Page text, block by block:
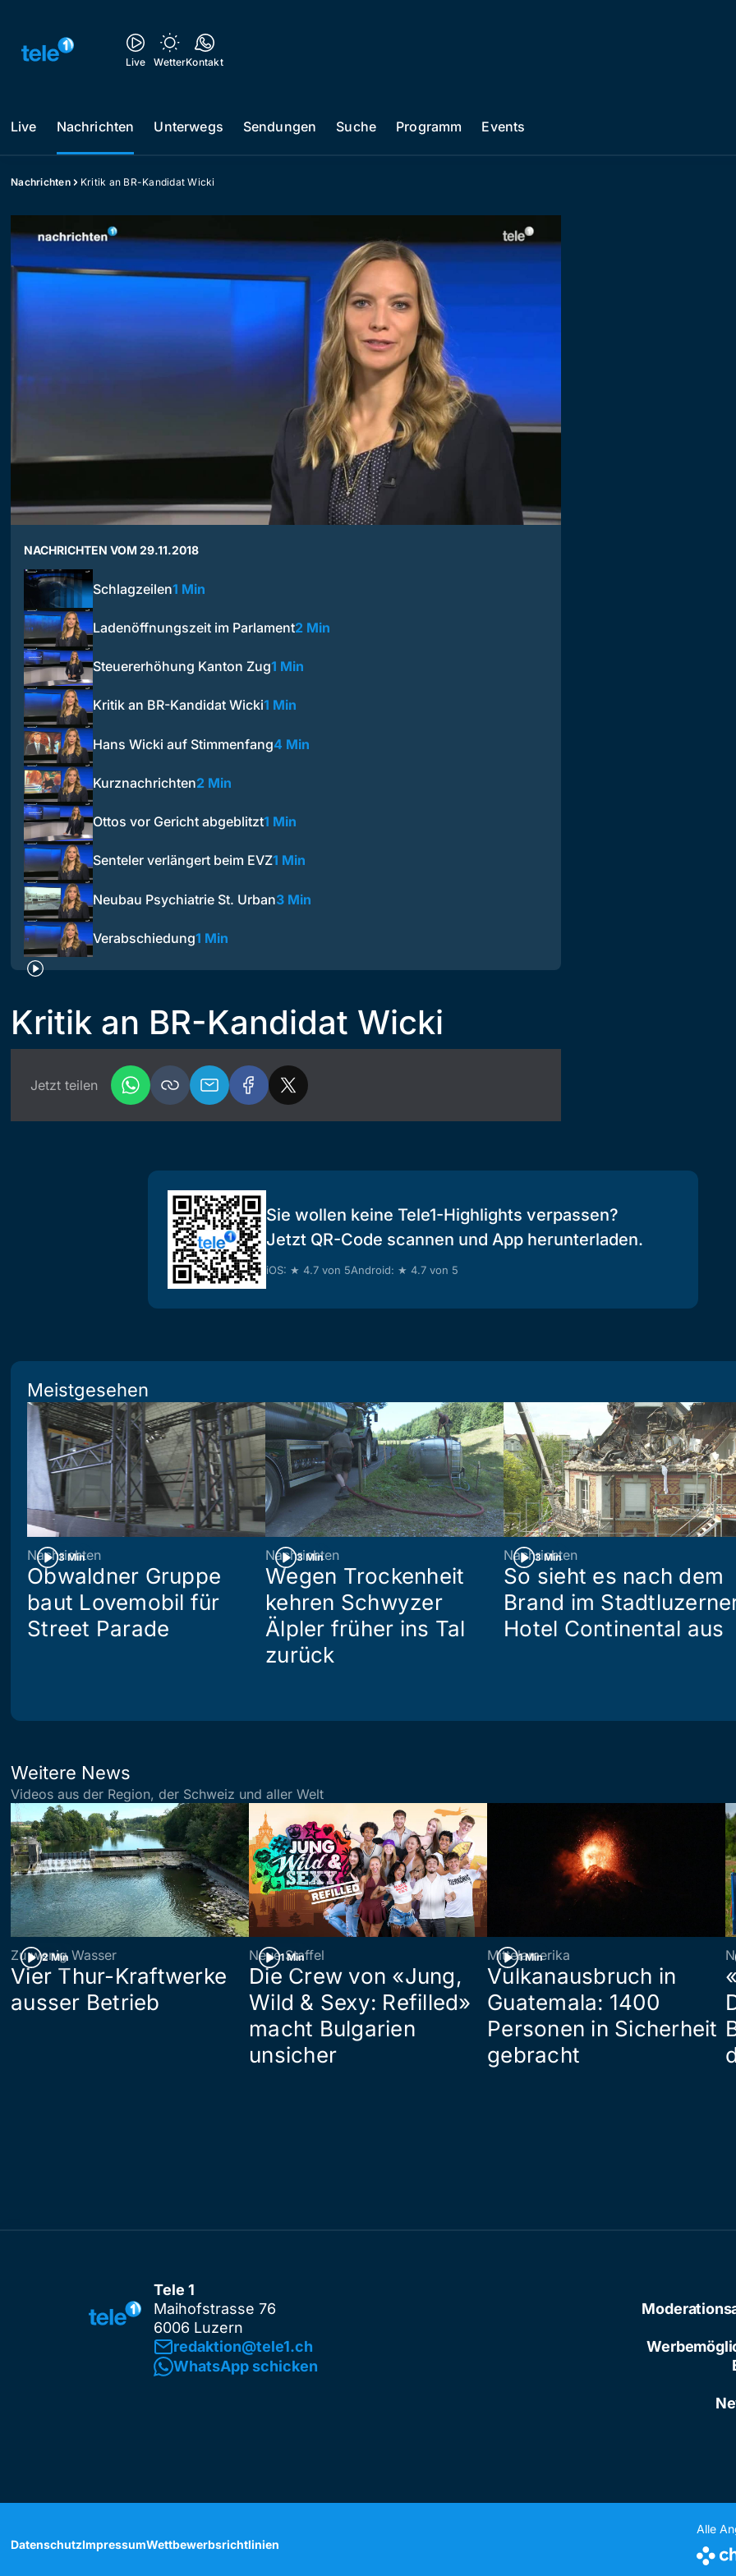
Live WetterKontakt
Live Nachrichten Unterwegs Sendungen Suche Programm Events
Nachrichten Kritik an BR-Kandidat Wicki
NACHRICHTEN VOM 29.11.2018
Schlagzeilen1 Min
Ladenöffnungszeit im Parlament2 Min
Steuererhöhung Kanton Zug1 Min
Kritik an BR-Kandidat Wicki1 Min
Hans Wicki auf Stimmenfang4 Min
Kurznachrichten2 Min
Ottos vor Gericht abgeblitzt1 Min
Senteler verlängert beim EVZ1 Min
Neubau Psychiatrie St. Urban3 Min
Verabschiedung1 Min
Kritik an BR-Kandidat Wicki
Jetzt teilen
Sie wollen keine Tele1-Highlights verpassen?
Jetzt QR-Code scannen und App herunterladen.
iOS: ★ 4.7 von 5Android: ★ 4.7 von 5
Meistgesehen
3 Min
Nachrichten
Obwaldner Gruppe
baut Lovemobil für
Street Parade
3 Min
Nachrichten
Wegen Trockenheit
kehren Schwyzer
Älpler früher ins Tal
zurück
3 Min
Nachrichten
So sieht es nach dem
Brand im
Hotel Continental aus
Weitere News
Videos aus der Region, der Schweiz und aller Welt
2 Min
Zu wenig Wasser
Vier Thur-Kraftwerke
ausser Betrieb
1 Min
Neue Staffel
Die Crew von «Jung,
Wild & Sexy: Refilled»
macht Bulgarien
unsicher
1 Min
Mittelamerika
Vulkanausbruch in
Guatemala: 1400
Personen in Sicherheit
gebracht
Tele 1
Maihofstrasse 76
6006 Luzern
redaktion@tele1.ch
WhatsApp schicken
DatenschutzImpressumWettbewerbsrichtlinien
Alle